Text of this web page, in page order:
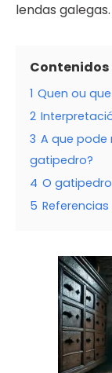
lendas galegas.
Contenidos
1 Quen ou
2
3 A que pode
gatipedro?
4 O
5 Referencias